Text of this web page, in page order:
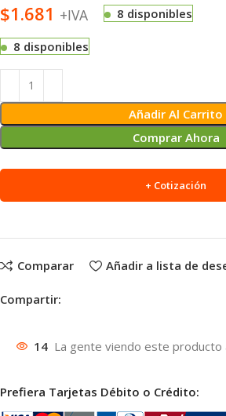
$1.681 +IVA 8 disponibles
8 disponibles
Añadir Al Carrito
Comprar Ahora
Alternative:
+ Cotización
Comparar Añadir a lista de
Compartir:
14 La gente viendo este producto
Prefiera Tarjetas Débito o Crédito: